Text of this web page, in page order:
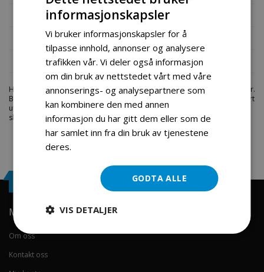
Mer informasjon
Produktomtaler
Fil vedlegg
Hos engrosservice.no får du kjøptrotorpumptil markedets beste priser.
Bestill en
deler-moped-scootere
i dag fra Engros Service. Vi har et stort
utvalg av produkter innen: Hjem, sport og fritids segmentet. Velkommen
skal du være.
Min konto
Om oss
Kontakt oss
informasjonskapsler
Vi bruker informasjonskapsler for å
tilpasse innhold, annonser og analysere
trafikken vår. Vi deler også informasjon
om din bruk av nettstedet vårt med våre
annonserings- og analysepartnere som
kan kombinere den med annen
informasjon du har gitt dem eller som de
har samlet inn fra din bruk av tjenestene
deres.
GODTA ALLE
VIS DETALJER